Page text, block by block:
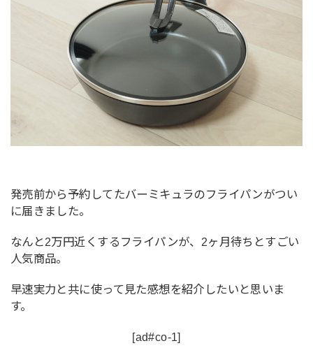
発売前から予約してたバーミキュラのフライパンがつい
に届きました。
なんと2万円近くするフライパンが、2ヶ月待ちとすごい
人気商品。
早速実力と共に使って見た感想を紹介したいと思いま
す。
[ad#co-1]